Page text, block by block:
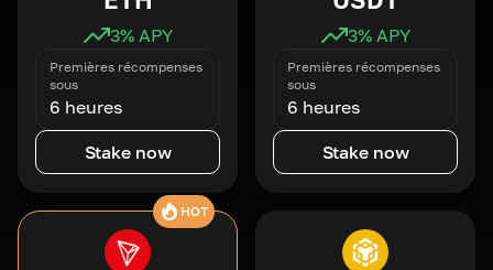
3% APY
Premières récompenses
sous
6 heures
Stake now
3% APY
Premières récompenses
sous
6 heures
Stake now
HOT